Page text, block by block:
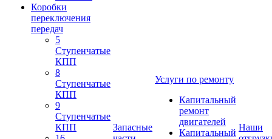
Коробки
переключения
передач
5
Ступенчатые
КПП
8
Ступенчатые
КПП
9
Ступенчатые
КПП
Запасные
Услуги по ремонту
Капитальный
ремонт
двигателей
Капитальный
Наши